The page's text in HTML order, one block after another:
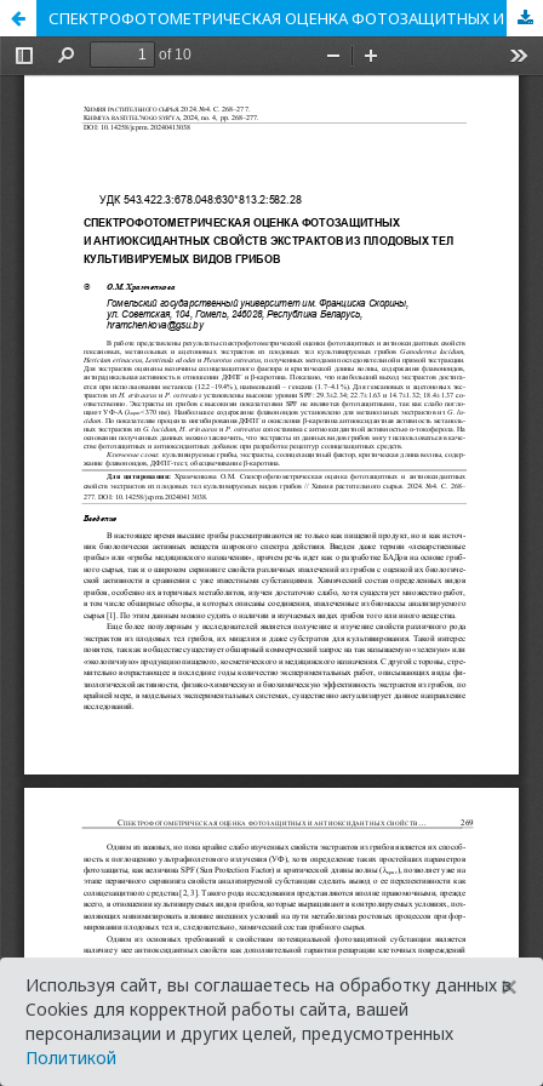
СПЕКТРОФОТОМЕТРИЧЕСКАЯ ОЦЕНКА ФОТОЗАЩИТНЫХ И АНТИОКСИДАНТНЫХ СВОЙСТВ ЭКСТРАКТОВ ИЗ ПЛОДОВЫХ ТЕЛ КУЛЬТИВИРУЕМЫХ ВИДОВ ГРИБОВ
Используя сайт, вы соглашаетесь на обработку данных в
Cookies для корректной работы сайта, вашей
персонализации и других целей, предусмотренных
Политикой
×